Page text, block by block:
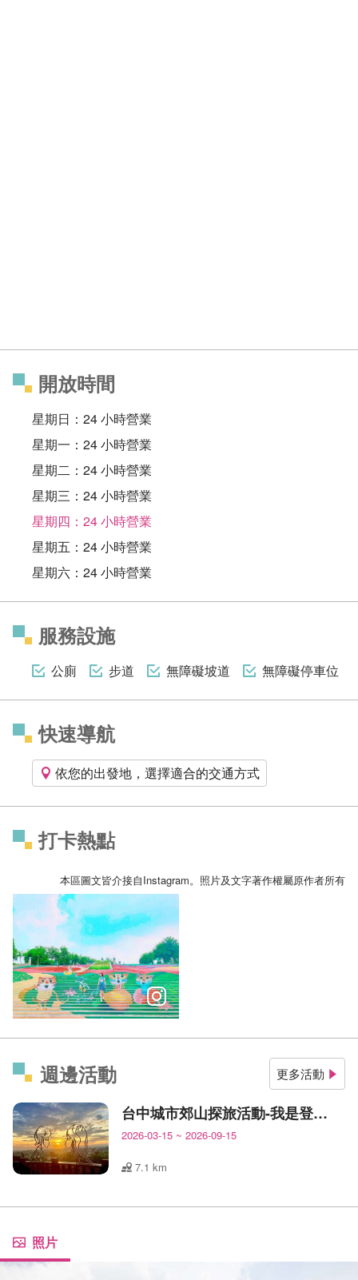
開放時間
星期日：24 小時營業
星期一：24 小時營業
星期二：24 小時營業
星期三：24 小時營業
星期四：24 小時營業
星期五：24 小時營業
星期六：24 小時營業
服務設施
公廁 步道 無障礙坡道 無障礙停車位
快速導航
依您的出發地，選擇適合的交通方式
打卡熱點
本區圖文皆介接自Instagram。照片及文字著作權屬原作者所有
週邊活動 更多活動
台中城市郊山探旅活動-我是登山王
2026-03-15 ~ 2026-09-15
7.1 km
照片